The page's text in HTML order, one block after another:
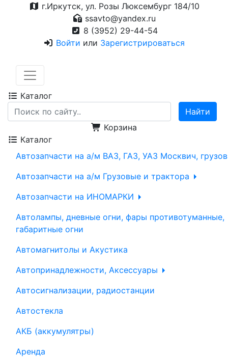
г.Иркутск, ул. Розы Люксембург 184/10
ssavto@yandex.ru
8 (3952) 29-44-54
Войти или Зарегистрироваться
Каталог
Корзина
Каталог
Автозапчасти на а/м ВАЗ, ГАЗ, УАЗ Москвич,
Автозапчасти на а/м Грузовые и трактора
Автозапчасти на ИНОМАРКИ
Автолампы, дневные огни, фары противотуманные,
габаритные огни
Автомагнитолы и Акустика
Автопринадлежности, Аксессуары
Автосигнализации, радиостанции
Автостекла
АКБ (аккумулятры)
Аренда